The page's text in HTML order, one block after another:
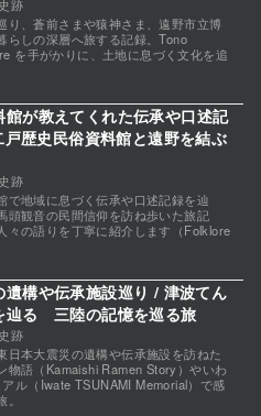
跡
り、蒼前さまや猿神さま、遠野市立博
らしの深層へ旅する記録。Tono
を手がかりに、土地に息づく文化を追
跡
館が教えてくれた伝承や口述記
歴史民俗資料館と遠野を結ぶ
で地域に息づく伝承や口述記録を辿
頭観音の民間信仰を訪ね歩いた旅記
々の語りを丁寧に紹介します（Folklore
跡
遺構や伝承施設巡り / 津波てん
辿る 三陸の記憶を巡る旅
日本大震災の遺構や伝承施設を訪ねた
物語（Kamaishi Ramen Story）やいわ
ル（Iwate TSUNAMI Memorial）で感